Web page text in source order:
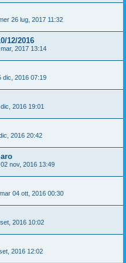
26 lug, 2017 11:32
12/2016
2017 13:14
dic, 2016 07:19
2016 19:01
2016 20:42
nov, 2016 13:49
mar 04 ott, 2016 00:30
2016 10:02
2016 12:02